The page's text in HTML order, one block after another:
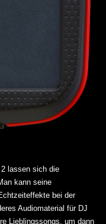
lassen sich die
kann seine
bei der
Audiomaterial für DJ
Lieblingssongs, um dann